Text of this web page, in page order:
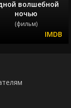
волшебной
ночью
(фильм)